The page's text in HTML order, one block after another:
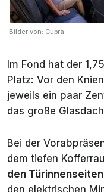
Bilder von: Cupra
Im Fond hat der
Platz: Vor den
jeweils ein paar
das große
Bei der
dem tiefen
den Türinnenseiten
den elektrischen